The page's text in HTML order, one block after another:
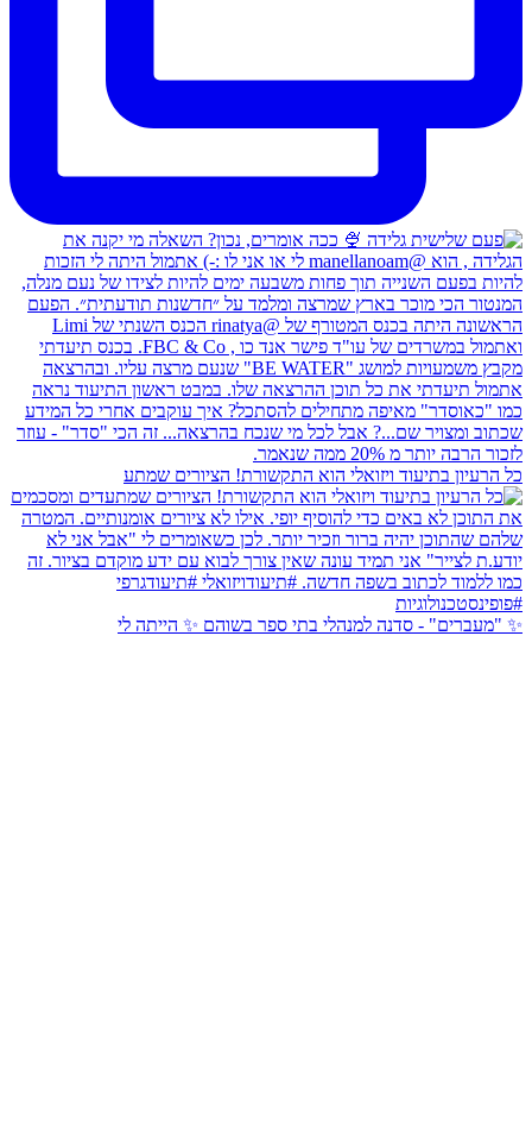
כל הרעיון בתיעוד ויזואלי הוא התקשורת! הציורים שמתע
✨ "מעברים" - סדנה למנהלי בתי ספר בשוהם ✨ הייתה לי